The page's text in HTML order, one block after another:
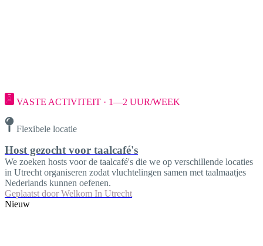
VASTE ACTIVITEIT · 1—2 UUR/WEEK
Flexibele locatie
Host gezocht voor taalcafé's
We zoeken hosts voor de taalcafé's die we op verschillende locaties
in Utrecht organiseren zodat vluchtelingen samen met taalmaatjes
Nederlands kunnen oefenen.
Geplaatst door Welkom In Utrecht
Nieuw